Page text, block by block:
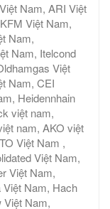
Nam, ARI Việt
Việt Nam,
Nam,
Nam, Itelcond
Việt
Nam, CEI
Heidennhain
việt nam,
nam, AKO việt
Việt Nam ,
Việt Nam,
Việt Nam,
Nam, Hach
Việt Nam,